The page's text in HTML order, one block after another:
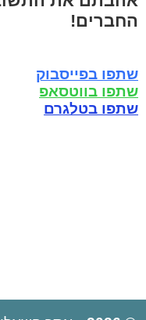
החברים!
שתפו בפייסבוק
שתפו בווטסאפ
שתפו בטלגרם